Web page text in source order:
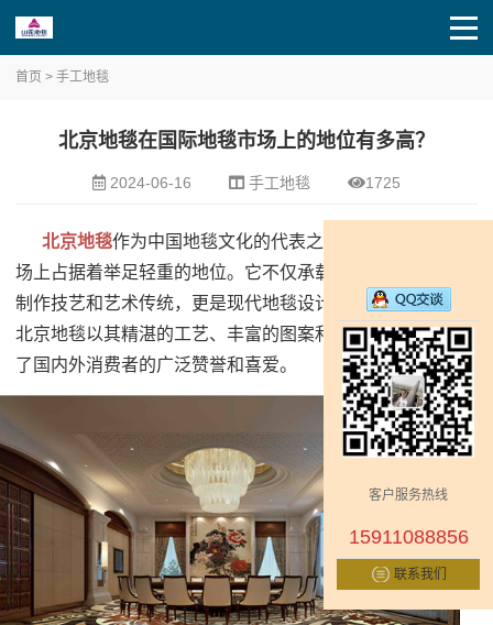
首页 > 手工地毯
北京地毯在国际地毯市场上的地位有多高？
2024-06-16 手工地毯 1725
北京地毯作为中国地毯文化的代表之一，在全球地毯市
场上占据着举足轻重的地位。它不仅承载着中国古老的地毯
制作技艺和艺术传统，更是现代地毯设计创新的前沿阵地。
北京地毯以其精湛的工艺、丰富的图案和卓越的品质，赢得
了国内外消费者的广泛赞誉和喜爱。
客户服务热线
15911088856
联系我们